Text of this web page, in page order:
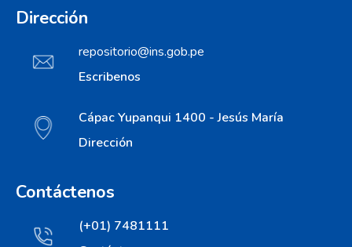
Dirección
repositorio@ins.gob.pe
Escribenos
Cápac Yupanqui 1400 - Jesús María
Dirección
Contáctenos
(+01) 7481111